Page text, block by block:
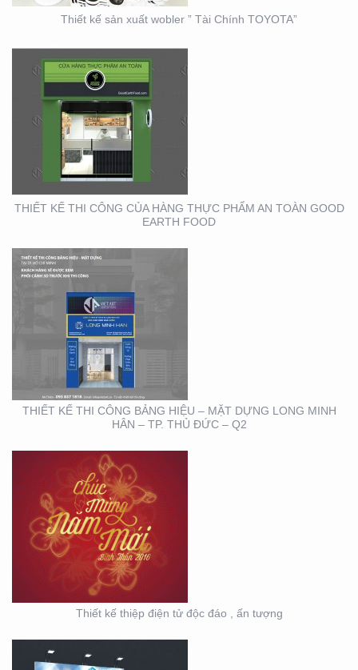
Thiết kế sản xuất wobler ” Tài Chính TOYOTA”
THIẾT KẾ THI CÔNG CỦA HÀNG THỰC PHẨM AN TOÀN GOOD
EARTH FOOD
THIẾT KẾ THI CÔNG
BẢNG HIỆU – MẶT
DỰNG LONG MINH HÂN
– TP. THỦ ĐỨC – Q2
THIẾT KẾ THI CÔNG BẢNG HIỆU – MẶT DỰNG LONG MINH
HÂN – TP. THỦ ĐỨC – Q2
THIẾT KẾ THIỆP ĐIỆN
TỬ ĐỘC ĐÁO , ẤN
TƯỢNG
Thiết kế thiệp điện tử độc đáo , ấn tượng
HỘI NGHỊ KHOA HỌC
DA LIỄU MIỀN NAM 2020
(BOOTH TRANFA)